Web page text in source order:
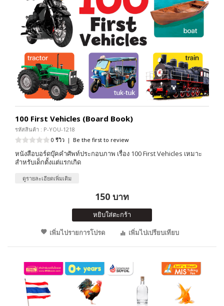
100 First Vehicles (Board Book)
รหัสสินค้า : P-YOU-1218
0 รีวิว | Be the first to review
หนังสือบอร์ดบุ๊คคำศัพท์ประกอบภาพ เรื่อง 100 First Vehicles เหมาะ
สำหรับเด็กตั้งแต่แรกเกิด
ดูรายละเอียดเพิ่มเติม
150 บาท
หยิบใส่ตะกร้า
เพิ่มไปรายการโปรด
เพิ่มไปเปรียบเทียบ